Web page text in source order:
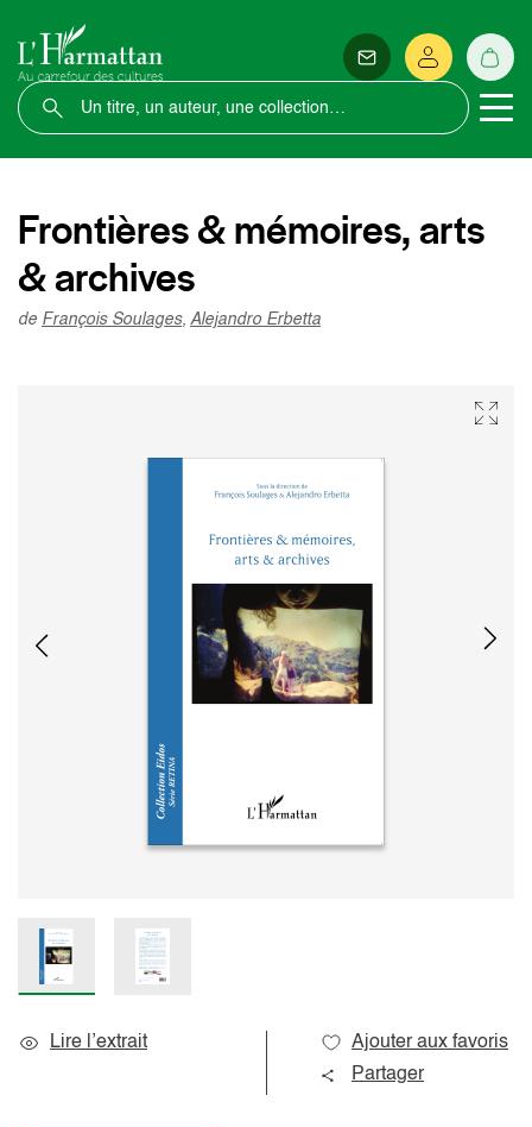
Frontières & mémoires, arts
& archives
de François Soulages, Alejandro Erbetta
Lire l’extrait
Ajouter aux favoris
Partager